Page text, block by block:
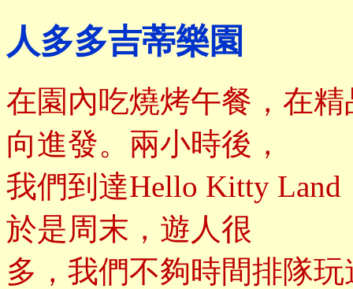
人多多吉蒂樂園
在園內吃燒烤午餐，在
向進發。兩小時後，
我們到達Hello Kitty
於是周末，遊人很
多，我們不夠時間排隊